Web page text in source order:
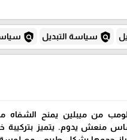
policy سياسة التبديل policy
من ميبلين يمنح الشفاه
منعش يدوم. يتميز بتركيبة